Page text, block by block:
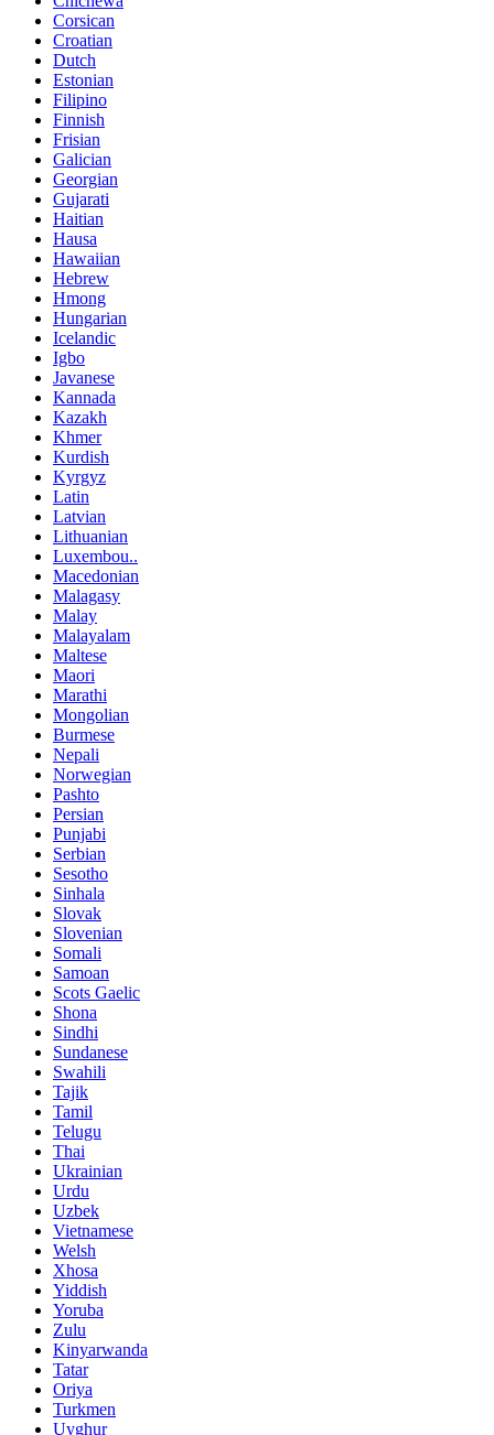
Corsican
Croatian
Dutch
Estonian
Filipino
Finnish
Frisian
Galician
Georgian
Gujarati
Haitian
Hausa
Hawaiian
Hebrew
Hmong
Hungarian
Icelandic
Igbo
Javanese
Kannada
Kazakh
Khmer
Kurdish
Kyrgyz
Latin
Latvian
Lithuanian
Luxembou..
Macedonian
Malagasy
Malay
Malayalam
Maltese
Maori
Marathi
Mongolian
Burmese
Nepali
Norwegian
Pashto
Persian
Punjabi
Serbian
Sesotho
Sinhala
Slovak
Slovenian
Somali
Samoan
Scots Gaelic
Shona
Sindhi
Sundanese
Swahili
Tajik
Tamil
Telugu
Thai
Ukrainian
Urdu
Uzbek
Vietnamese
Welsh
Xhosa
Yiddish
Yoruba
Zulu
Kinyarwanda
Tatar
Oriya
Turkmen
Uyghur